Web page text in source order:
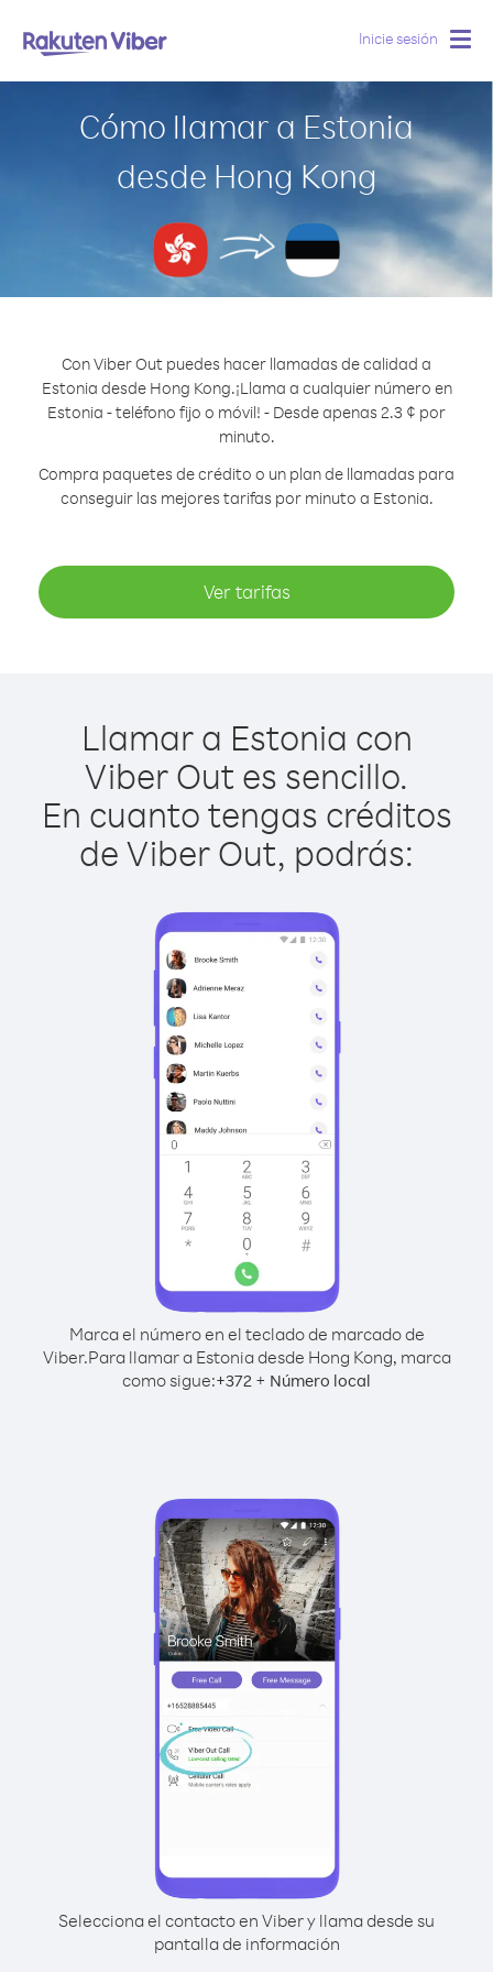
Inicie sesión
Cómo llamar a Estonia
desde Hong Kong
Con Viber Out puedes hacer llamadas de calidad a
Estonia desde Hong Kong.¡Llama a cualquier número en
Estonia - teléfono fijo o móvil! - Desde apenas 2.3 ¢ por
minuto.
Compra paquetes de crédito o un plan de llamadas para
conseguir las mejores tarifas por minuto a Estonia.
Ver tarifas
Llamar a Estonia con
Viber Out es sencillo.
En cuanto tengas créditos
de Viber Out, podrás:
Marca el número en el teclado de marcado de
Viber.Para llamar a Estonia desde Hong Kong, marca
como sigue:+372 + Número local
Selecciona el contacto en Viber y llama desde su
pantalla de información